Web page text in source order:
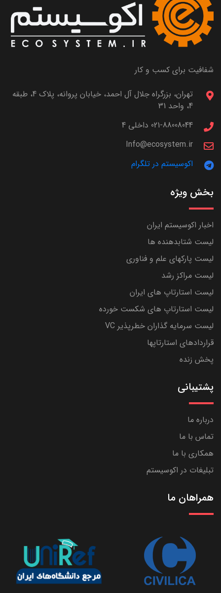
شفافیت برای کسب و کار
تهران، بزرگراه جلال آل احمد، خیابان پروانه، پلاک 4، طبقه
4، واحد 31
021-88008044 داخلی 4
Info@ecosystem.ir
اکوسیستم در تلگرام
بخش ویژه
اخبار اکوسیستم ایران
لیست شتابدهنده ها
لیست پارکهای علم و فناوری
لیست مراکز رشد
لیست استارتاپ های ایران
لیست استارتاپ های شکست خورده
لیست سرمایه گذاران خطرپذیر VC
قراردادهای استارتاپها
پخش زنده
پشتیبانی
درباره ما
تماس با ما
همکاری با ما
تبلیغات در اکوسیستم
همراهان ما